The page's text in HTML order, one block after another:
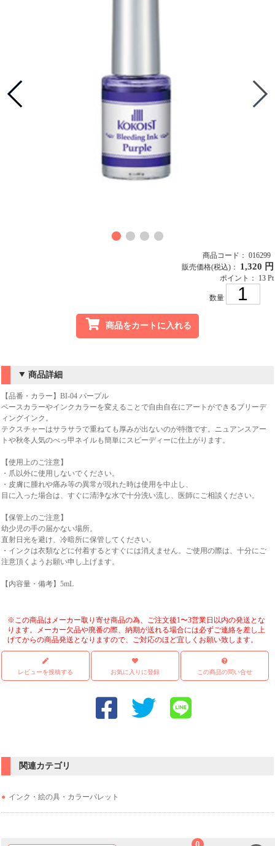
商品コード： 016299
販売価格(税込)： 1,320 円
ポイント： 13 Pt
数量
商品をカートに入れる
商品詳細
【品番・カラー】BI-04 パープル
ベースカラーやインクカラーを変えることで自由自在にアートができるブリーデ
ィングインク。
テクスチャーはサラサラで重ねても厚みが出ないのが特徴です。ニュアンスアー
トや秋冬人気のべっ甲ネイルも簡単にスピーディーに仕上がります。
【使用上のご注意】
・爪以外に使用しないでください。
・皮膚に腫れや痛み等の異常が現れた時は使用を中止し、
目に入った場合は、すぐに清浄な水で十分洗い流し、医師にご相談ください。
【保管上のご注意】
幼少児の手の届かない場所。
直射日光を避け、冷暗所に保管してください。
・インクは衣類などに付着するとすぐには消えません。ご使用の際は、十分にご
注意頂くようお願い申し上げます。
【内容量・備考】5mL
※この商品はメーカー取り寄せ商品の為、ご注文後1〜3営業日以内の発送とな
ります。メーカー欠品や廃番の際、納期が送れる場合には必ずご連絡を差し上
げてからの商品発送となりますので、ご対応のほど宜しくお願い致します。
レビューを投稿する お気に入りに登録 この商品の問い合せ
関連カテゴリ
インク・絵の具・カラーパレット